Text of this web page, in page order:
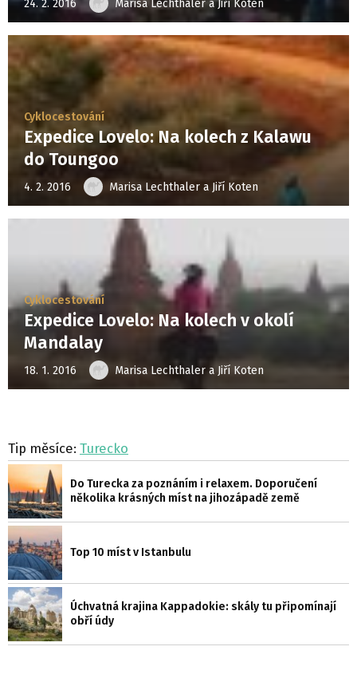
24. 2. 2016 Marisa Lechthaler a Jiří Koten
Cyklocestování
Expedice Lovelo: Na kolech z Kalawu
do Toungoo
4. 2. 2016 Marisa Lechthaler a Jiří Koten
Cyklocestování
Expedice Lovelo: Na kolech v okolí
Mandalay
18. 1. 2016 Marisa Lechthaler a Jiří Koten
Tip měsíce: Turecko
Do Turecka za poznáním i relaxem. Doporučení
několika krásných míst na jihozápadě země
Top 10 míst v Istanbulu
Úchvatná krajina Kappadokie: skály tu připomínají
obří údy